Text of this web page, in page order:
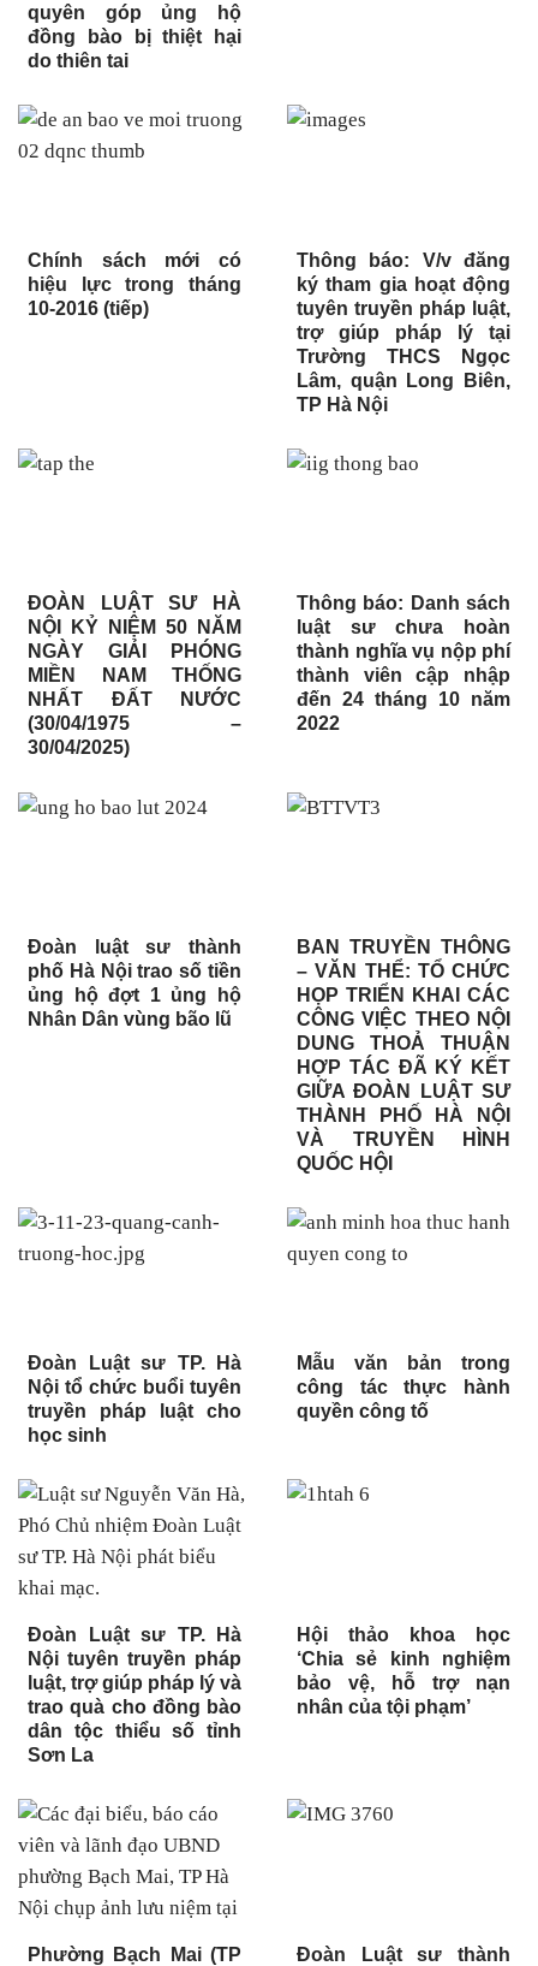
quyên góp ủng hộ
đồng bào bị thiệt hại
do thiên tai
Chính sách mới có
hiệu lực trong tháng
10-2016 (tiếp)
Thông báo: V/v đăng
ký tham gia hoạt động
tuyên truyền pháp luật,
trợ giúp pháp lý tại
Trường THCS Ngọc
Lâm, quận Long Biên,
TP Hà Nội
ĐOÀN LUẬT SƯ HÀ
NỘI KỶ NIỆM 50 NĂM
NGÀY GIẢI PHÓNG
MIỀN NAM THỐNG
NHẤT ĐẤT NƯỚC
(30/04/1975 –
30/04/2025)
Thông báo: Danh sách
luật sư chưa hoàn
thành nghĩa vụ nộp phí
thành viên cập nhập
đến 24 tháng 10 năm
2022
Đoàn luật sư thành
phố Hà Nội trao số tiền
ủng hộ đợt 1 ủng hộ
Nhân Dân vùng bão lũ
BAN TRUYỀN THÔNG
– VĂN THỂ: TỔ CHỨC
HỌP TRIỂN KHAI CÁC
CÔNG VIỆC THEO NỘI
DUNG THOẢ THUẬN
HỢP TÁC ĐÃ KÝ KẾT
GIỮA ĐOÀN LUẬT SƯ
THÀNH PHỐ HÀ NỘI
VÀ TRUYỀN HÌNH
QUỐC HỘI
Đoàn Luật sư TP. Hà
Nội tổ chức buổi tuyên
truyền pháp luật cho
học sinh
Mẫu văn bản trong
công tác thực hành
quyền công tố
Đoàn Luật sư TP. Hà
Nội tuyên truyền pháp
luật, trợ giúp pháp lý và
trao quà cho đồng bào
dân tộc thiểu số tỉnh
Sơn La
Hội thảo khoa học
‘Chia sẻ kinh nghiệm
bảo vệ, hỗ trợ nạn
nhân của tội phạm’
Phường Bạch Mai (TP Đoàn Luật sư thành